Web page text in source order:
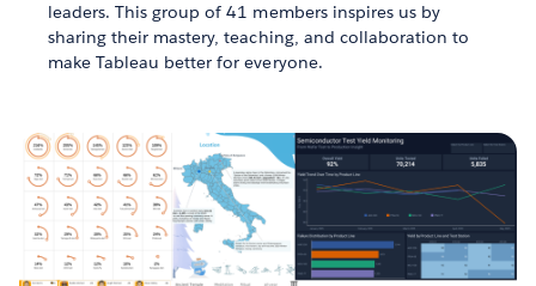
leaders. This group of 41 members inspires us by
sharing their mastery, teaching, and collaboration to
make Tableau better for everyone.